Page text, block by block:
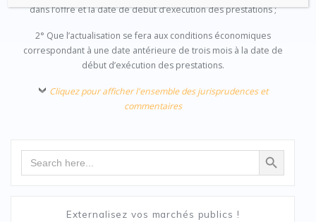
dans l’offre et la date de début d’exécution des prestations ;
2° Que l’actualisation se fera aux conditions économiques
correspondant à une date antérieure de trois mois à la date de
début d’exécution des prestations.
Cliquez pour afficher l'ensemble des jurisprudences et
commentaires
Search Search Button
Externalisez vos marchés publics !